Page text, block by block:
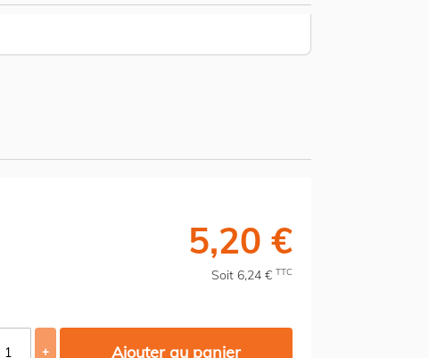
5,20 €
Soit 6,24 € TTC
+ Ajouter au panier